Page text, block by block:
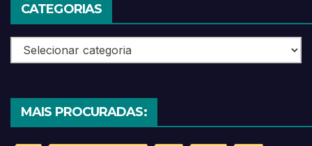
CATEGORIAS
Categorias
MAIS PROCURADAS: